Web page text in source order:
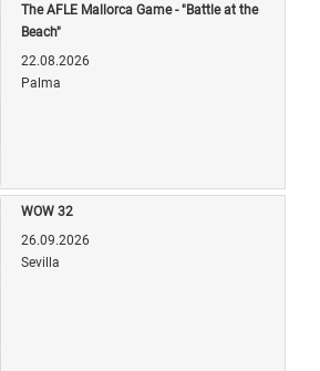
The AFLE Mallorca Game - "Battle at the
Beach"
22.08.2026
Palma
WOW 32
26.09.2026
Sevilla